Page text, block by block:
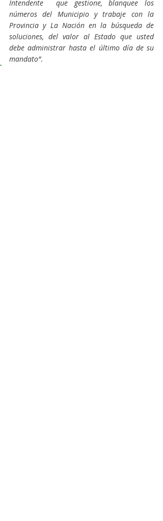
Intendente  que gestione, blanquee los
números del Municipio y trabaje con la
Provincia y La Nación en la búsqueda de
soluciones, del valor al Estado que usted
debe administrar hasta el último día de su
mandato”.